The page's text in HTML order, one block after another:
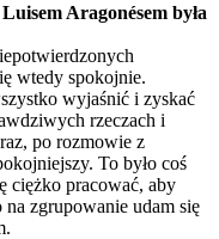
Aragonésem była
wtedy spokojnie.
wyjaśnić i zyskać
rzeczach i
po rozmowie z
To było coś
ciężko pracować, aby
na zgrupowanie udam się